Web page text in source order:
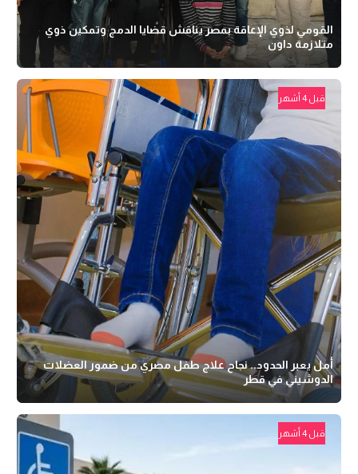
القومي لذوي الإعاقة بمصر يناقش قضايا الدمج وتمكين ذوي
متلازمة داون
قبل 4 أشهر
أمل يعبر الحدود.. نجاح علاج طفل مصري من ضمور العضلات
الدوشيني في قطر
قبل 4 أشهر